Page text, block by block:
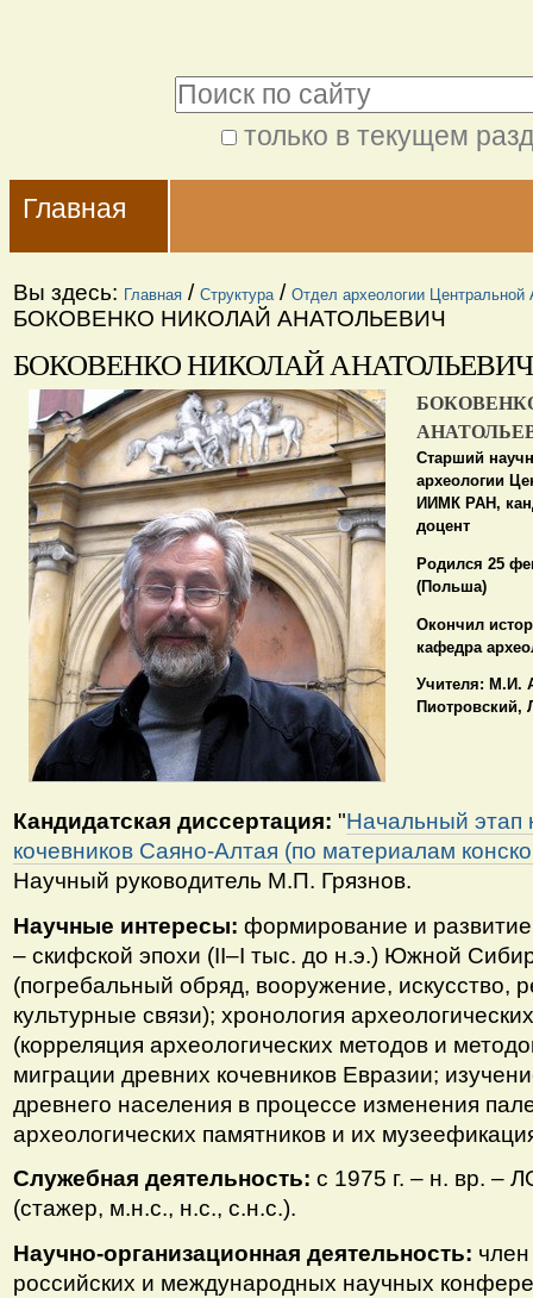
содержимому.
Перейти
навигации
только в текущем
поиск
Navigation
Главная
Вы здесь: Главная / Структура / Отдел археологии Центральной
БОКОВЕНКО НИКОЛАЙ АНАТОЛЬЕВИЧ
БОКОВЕНКО НИКОЛАЙ АНАТОЛЬЕВИЧ
Старший
археологии
ИИМК РАН,
доцент
Родился 25
(Польша)
Окончил
кафедра
Учителя: М.И.
Пиотровский,
Кандидатская диссертация: "Начальный этап
кочевников Саяно-Алтая (по материалам
Научный руководитель М.П. Грязнов.
Научные интересы: формирование и
– скифской эпохи (II–I тыс. до н.э.) Южной
(погребальный обряд, вооружение, искусство,
культурные связи); хронология
(корреляция археологических методов и
миграции древних кочевников Евразии;
древнего населения в процессе изменения
археологических памятников и их
Служебная деятельность: с 1975 г. – н. вр.
(стажер, м.н.с., н.с., с.н.с.).
Научно-организационная деятельность:
российских и международных научных